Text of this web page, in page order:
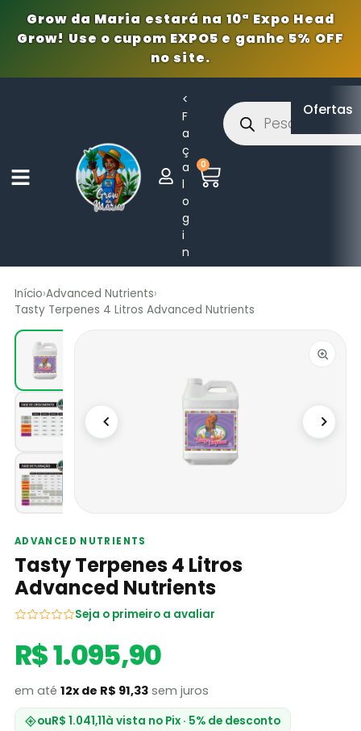
Grow da Maria estará na 10ª Expo Head
Grow! Use o cupom EXPO5 e ganhe 5% OFF
no site.
<
F
a
ç
a
l
o
g
i
n
0
Ofertas
Início›Advanced Nutrients›
Tasty Terpenes 4 Litros Advanced Nutrients
ADVANCED NUTRIENTS
Tasty Terpenes 4 Litros
Advanced Nutrients
Seja o primeiro a avaliar
R$ 1.095,90
em até 12x de R$ 91,33sem juros
ouR$ 1.041,11à vista no Pix · 5% de desconto